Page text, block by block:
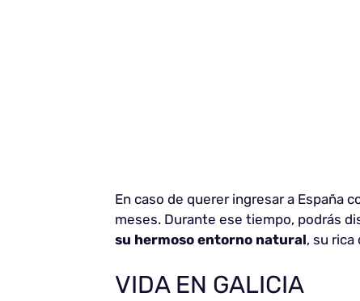
En caso de querer ingresar a España
meses. Durante ese tiempo, podrás
su hermoso entorno natural, su
VIDA EN GALICIA